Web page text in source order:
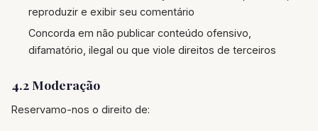
reproduzir e exibir seu comentário
Concorda em não publicar conteúdo ofensivo,
difamatório, ilegal ou que viole direitos de terceiros
4.2 Moderação
Reservamo-nos o direito de: